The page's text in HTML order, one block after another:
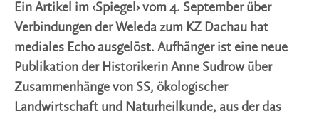
Ein Artikel im ‹Spiegel› vom 4. September über
Verbindungen der Weleda zum KZ Dachau hat
mediales Echo ausgelöst. Aufhänger ist eine neue
Publikation der Historikerin Anne Sudrow über
Zusammenhänge von SS, ökologischer
Landwirtschaft und Naturheilkunde, aus der das